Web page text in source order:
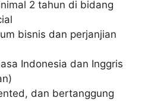
2 tahun di bidang
bisnis dan perjanjian
Indonesia dan Inggris
dan bertanggung